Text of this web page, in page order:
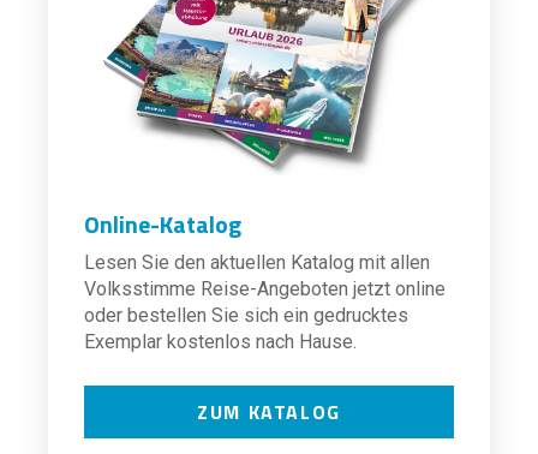
Online-Katalog
Lesen Sie den aktuellen Katalog mit allen
Volksstimme Reise-Angeboten jetzt online
oder bestellen Sie sich ein gedrucktes
Exemplar kostenlos nach Hause.
ZUM KATALOG